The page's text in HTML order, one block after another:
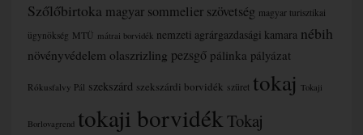
Szőlőbirtoka magyar sommelier szövetség magyar turisztikai
ügynökség MTÜ mátrai borvidék nemzeti agrárgazdasági kamara nébih
növényvédelem olaszrizling pezsgő pálinka pályázat
Rókusfalvy Pál szekszárd szekszárdi borvidék szüret tokaj Tokaji
Borlovagrend tokaji borvidékTokaj